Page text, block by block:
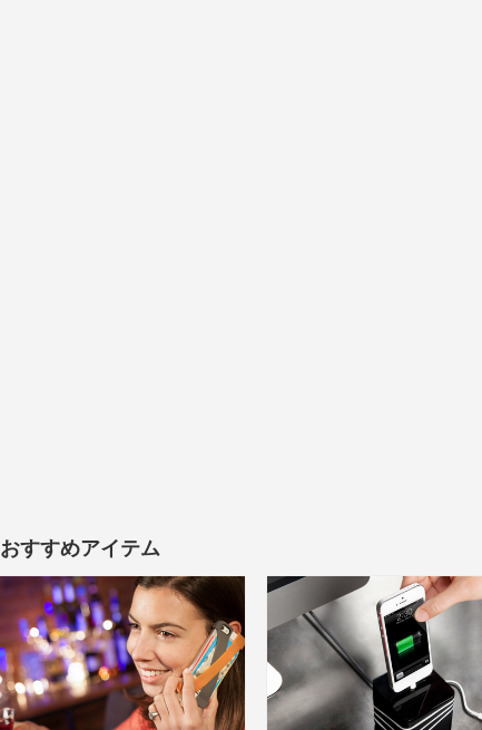
おすすめアイテム